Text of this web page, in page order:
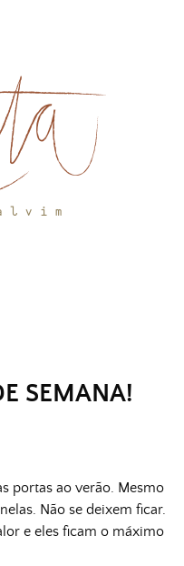
SEMANA!
portas ao verão. Mesmo
Não se deixem ficar.
e eles ficam o máximo